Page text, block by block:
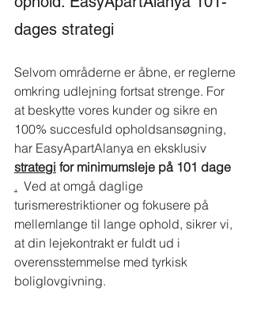
dages strategi
Selvom områderne er åbne, er reglerne
omkring udlejning fortsat strenge. For
at beskytte vores kunder og sikre en
100% succesfuld opholdsansøgning,
har EasyApartAlanya en eksklusiv
strategi for minimumsleje på 101 dage
. Ved at omgå daglige
turismerestriktioner og fokusere på
mellemlange til lange ophold, sikrer vi,
at din lejekontrakt er fuldt ud i
overensstemmelse med tyrkisk
boliglovgivning.